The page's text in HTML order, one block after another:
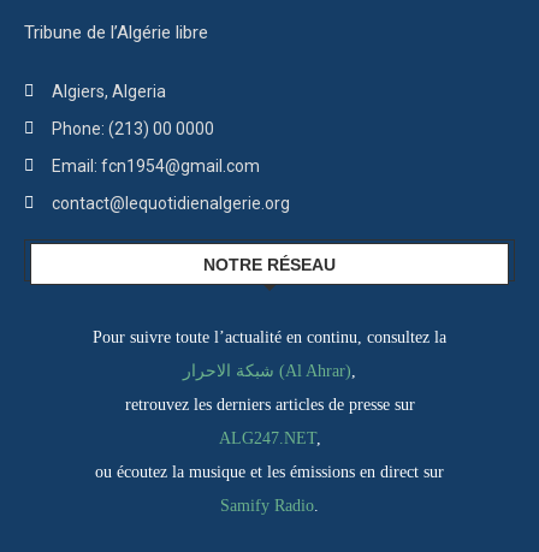
Tribune de l’Algérie libre
Algiers, Algeria
Phone: (213) 00 0000
Email: fcn1954@gmail.com
contact@lequotidienalgerie.org
NOTRE RÉSEAU
Pour suivre toute l’actualité en continu, consultez la
شبكة الاحرار (Al Ahrar),
retrouvez les derniers articles de presse sur
ALG247.NET,
ou écoutez la musique et les émissions en direct sur
Samify Radio.